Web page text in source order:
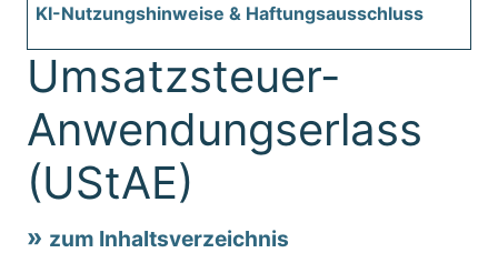
KI-Nutzungshinweise & Haftungsausschluss
Umsatzsteuer-
Anwendungserlass
(UStAE)
zum Inhaltsverzeichnis